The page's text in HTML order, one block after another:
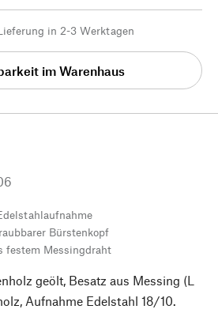
in 2-3 Werktagen
im Warenhaus
Bürstenkopf
festem Messingdraht
geölt, Besatz aus Messing (L
Aufnahme Edelstahl 18/10.